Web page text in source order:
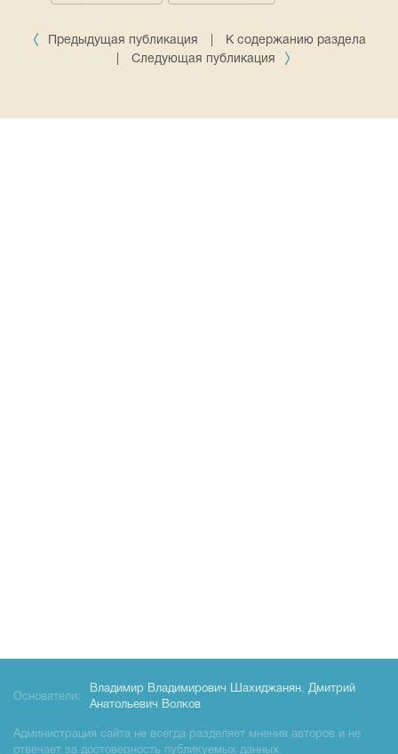
Предыдущая публикация
К содержанию раздела
Следующая публикация
Основатели:
Владимир Владимирович Шахиджанян, Дмитрий
Анатольевич Волков
Администрация сайта не всегда разделяет мнения авторов и не
отвечает за достоверность публикуемых данных.